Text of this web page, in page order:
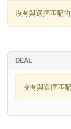
沒有與選擇匹配的
DEAL
沒有與選擇匹配